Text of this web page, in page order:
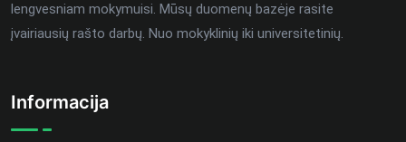
lengvesniam mokymuisi. Mūsų duomenų bazėje rasite
įvairiausių rašto darbų. Nuo mokyklinių iki universitetinių.
Informacija